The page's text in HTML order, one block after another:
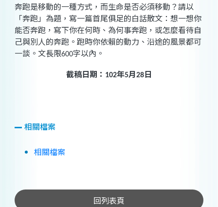
奔跑是移動的一種方式，而生命是否必須移動？請以
「奔跑」為題，寫一篇首尾俱足的白話散文：想一想你
能否奔跑，寫下你在何時、為何事奔跑，或怎麼看待自
己與別人的奔跑。跑時你依賴的動力、沿途的風景都可
一談。文長限600字以內。
截稿日期： 102年5月28日
相關檔案
相關檔案
回列表頁